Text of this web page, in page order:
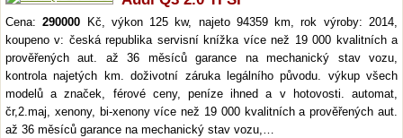
Cena:290000 Kč, výkon 125 kw, najeto 94359 km, rok výroby: 2014,
koupeno v: česká republika servisní knížka více než 19 000 kvalitních a
prověřených aut. až 36 měsíců garance na mechanický stav vozu,
kontrola najetých km. doživotní záruka legálního původu. výkup všech
modelů a značek, férové ceny, peníze ihned a v hotovosti. automat,
čr,2.maj, xenony, bi-xenony více než 19 000 kvalitních a prověřených aut.
až 36 měsíců garance na mechanický stav vozu,…